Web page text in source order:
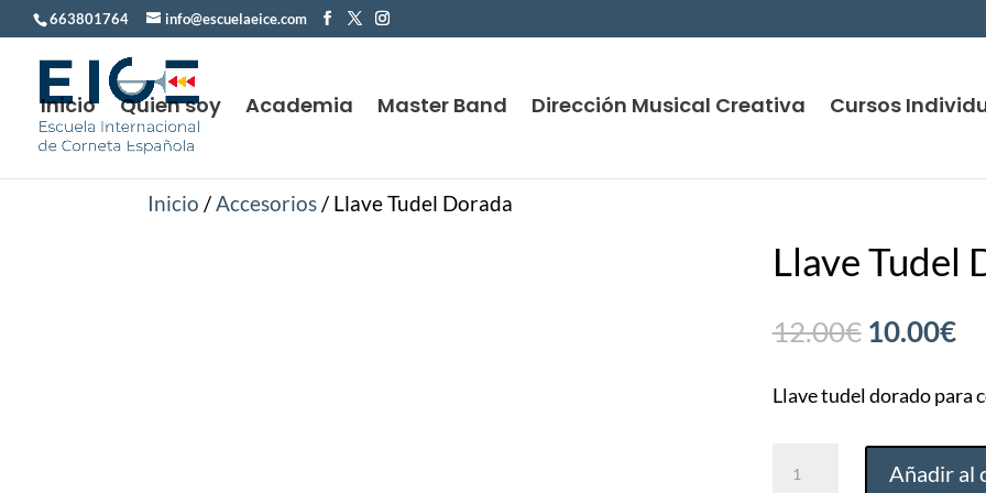
663801764 info@escuelaeice.com
Inicio Quien soy Academia Master Band Dirección Musical Creativa Cursos
Inicio /Accesorios/ Llave Tudel Dorada
Llave Tudel
12.00€ El
original
12.00€.
10.00€El
Llave tudel dorado para
Añadir al